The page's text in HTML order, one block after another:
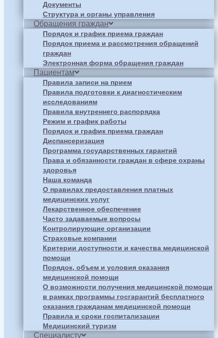
Документы
Структура и органы управления
Обращения граждан
Порядок и график приема граждан
Порядок приема и рассмотрения обращений
граждан
Электронная форма обращения граждан
Пациентам
Правила записи на прием
Правила подготовки к диагностическим
исследованиям
Правила внутреннего распорядка
Режим и график работы
Порядок и график приема граждан
Диспансеризация
Программа государственных гарантий
Права и обязанности граждан в сфере охраны
здоровья
Наша команда
О правилах предоставления платных
медицинских услуг
Лекарственное обеспечение
Часто задаваемые вопросы
Контролирующие организации
Страховые компании
Критерии доступности и качества медицинской
помощи
Порядок, объем и условия оказания
медицинской помощи
О возможности получения медицинской помощи
в рамках программы госгарантий бесплатного
оказания гражданам медицинской помощи
Правила и сроки госпитализации
Медицинский туризм
Специалисту